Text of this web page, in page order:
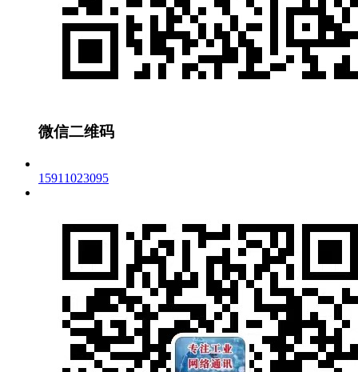
微信二维码
15911023095